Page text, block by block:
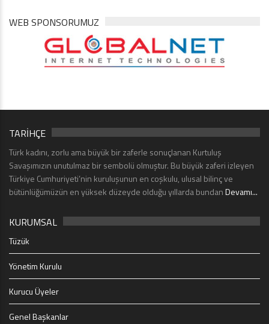
WEB SPONSORUMUZ
TARİHÇE
Türk kadını, zorlu ama büyük bir zaferle sonuçlanan Kurtuluş
Savaşımızın unutulmaz bir sembolü olmuştur. Bu büyük zaferi izleyen
Türkiye Cumhuriyeti’nin kuruluşunun en coşkulu, ulusal bilinç ve
bütünlüğümüzün en yüksek düzeyde olduğu yıllarda bundanDevamı...
KURUMSAL
Tüzük
Yönetim Kurulu
Kurucu Üyeler
Genel Başkanlar